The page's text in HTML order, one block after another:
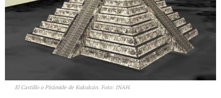
El Castillo o Pirámide de Kukulcán. Foto: INAH.